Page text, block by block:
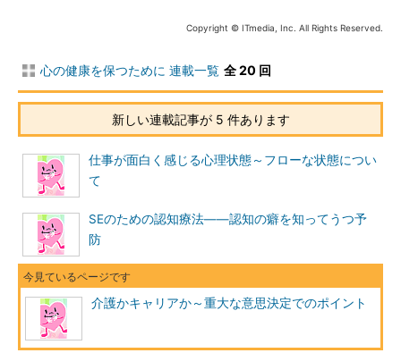
Copyright © ITmedia, Inc. All Rights Reserved.
心の健康を保つために 連載一覧 全 20 回
新しい連載記事が 5 件あります
仕事が面白く感じる心理状態～フローな状態につい
て
SEのための認知療法――認知の癖を知ってうつ予
防
介護かキャリアか～重大な意思決定でのポイント